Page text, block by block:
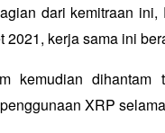
dari kemitraan
2021, kerja sama ini
kemudian
XRP